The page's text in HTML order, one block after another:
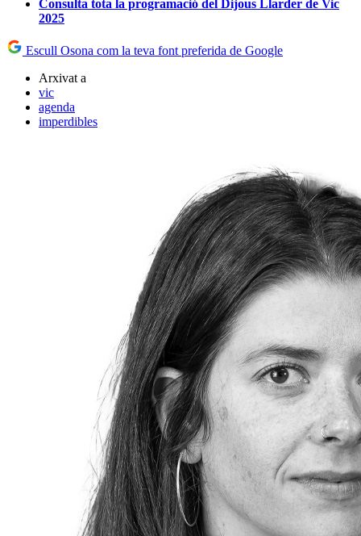
Consulta tota la programació del Dijous Llarder de Vic
2025
Escull Osona com la teva font preferida de Google
Arxivat a
vic
agenda
imperdibles